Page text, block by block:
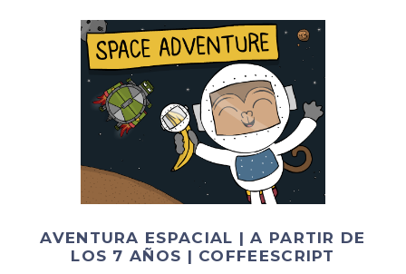
AVENTURA ESPACIAL | A PARTIR DE
LOS 7 AÑOS | COFFEESCRIPT